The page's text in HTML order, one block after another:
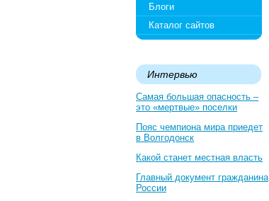
Блоги
Каталог сайтов
Интервью
Самая большая опасность –
это «мертвые» поселки
Пояс чемпиона мира приедет
в Волгодонск
Какой станет местная власть
Главный документ гражданина
России